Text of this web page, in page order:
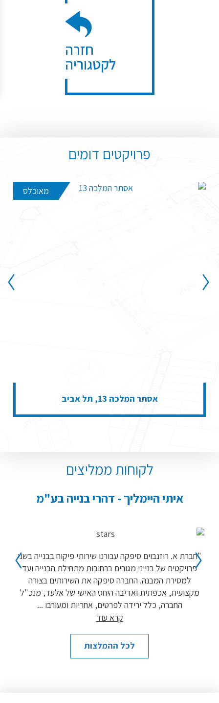
חזרה
לקטגוריה
פרויקטים דומים
מאוכלס
אסתר המלכה 13, תל אביב
לקוחות ממליצים
- דהרי בנייה בע"מ
סיפקה עבורנו שירותי פיקוח בבנייה בשני
מגורים ברחובות מתחילת הבנייה ועד
החברה סיפקה את השירותים בצורה
ואדיבה היחס האישי של אלעד, מנכ"ל
ירידה לפרטים, אחריות ומעורבו...
שני כרמון -
הריני מתכבד להמליץ
אשר סיפק שירותי פיקוח
אותנו וניהלו את תאום
הריסת
לכל ההמלצות